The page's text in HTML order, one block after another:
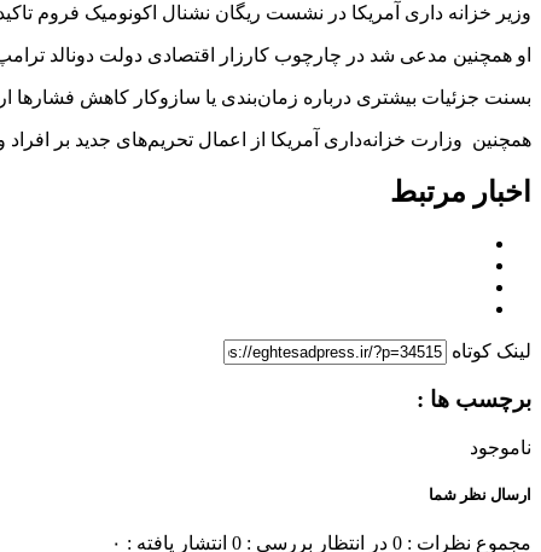
وزیر خزانه داری آمریکا در نشست ریگان نشنال اکونومیک فروم
او همچنین مدعی شد در چارچوب کارزار اقتصادی دولت دونالد
بسنت جزئیات بیشتری درباره زمان‌بندی یا سازوکار کاهش فشارها
همچنین وزارت خزانه‌داری آمریکا از اعمال تحریم‌های جدید بر افراد و
اخبار مرتبط
لینک کوتاه
برچسب ها :
ناموجود
ارسال نظر شما
مجموع نظرات : 0 در انتظار بررسی : 0 انتشار یافته : ۰